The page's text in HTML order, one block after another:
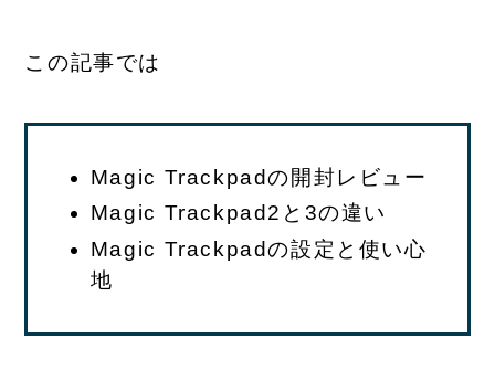
この記事では
Magic Trackpadの開封レビュー
Magic Trackpad2と3の違い
Magic Trackpadの設定と使い心
地